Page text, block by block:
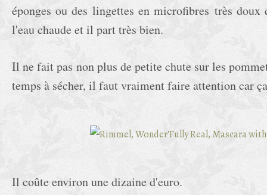
éponges ou des lingettes en microfibres très doux
l'eau chaude et il part très bien.
Il ne fait pas non plus de petite chute sur les
temps à sécher, il faut vraiment faire attention car
Il coûte environ une dizaine d'euro.